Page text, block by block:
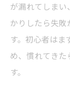
が漏れてしま
かりしたら失
す。初心者は
め、慣れてき
す。